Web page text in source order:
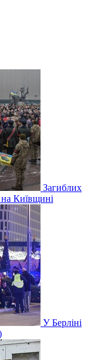
Загиблих
Київщині
У Берліні